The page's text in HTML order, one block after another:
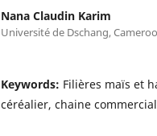
Nana Claudin Karim
Université de Dschang,
Keywords: Filières maïs et
céréalier, chaine